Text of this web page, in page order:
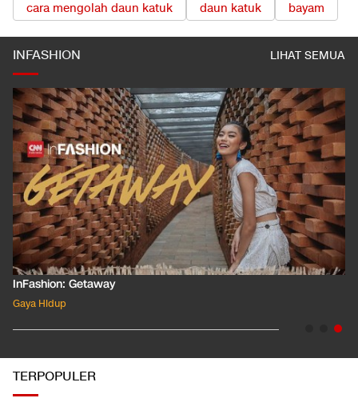
cara mengolah daun katuk
daun katuk bayam
INFASHION LIHAT SEMUA
InFashion: Masking the Ox
Gaya Hidup
TERPOPULER